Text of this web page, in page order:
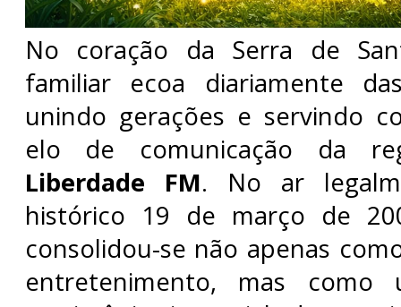
No coração da Serra de
familiar ecoa diariamente
unindo gerações e servindo
elo de comunicação da
Liberdade FM. No ar
histórico 19 de março de
consolidou-se não apenas
entretenimento, mas como